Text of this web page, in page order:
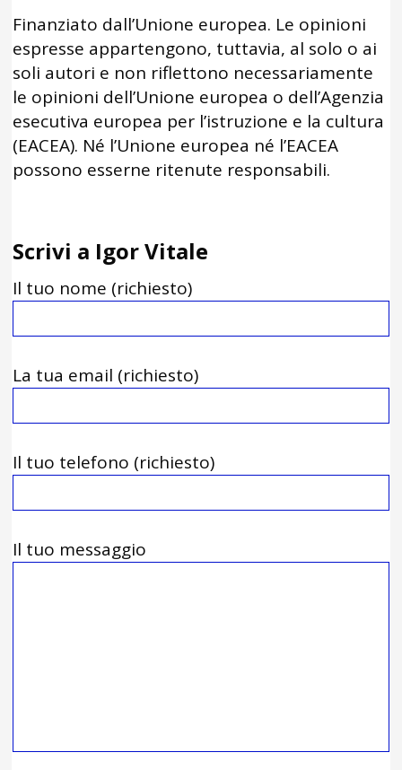
Finanziato dall’Unione europea. Le opinioni
espresse appartengono, tuttavia, al solo o ai
soli autori e non riflettono necessariamente
le opinioni dell’Unione europea o dell’Agenzia
esecutiva europea per l’istruzione e la cultura
(EACEA). Né l’Unione europea né l’EACEA
possono esserne ritenute responsabili.
Scrivi a Igor Vitale
Il tuo nome (richiesto)
La tua email (richiesto)
Il tuo telefono (richiesto)
Il tuo messaggio